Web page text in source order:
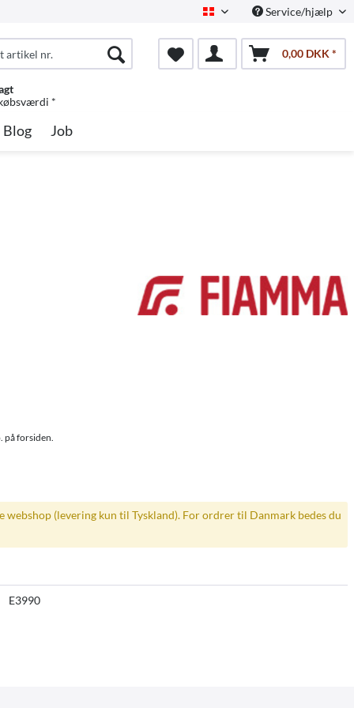
Dansk Service/hjælp
0,00 DKK *
*
Blog Job
på forsiden.
webshop (levering kun til Tyskland). For ordrer til Danmark bedes du
E3990